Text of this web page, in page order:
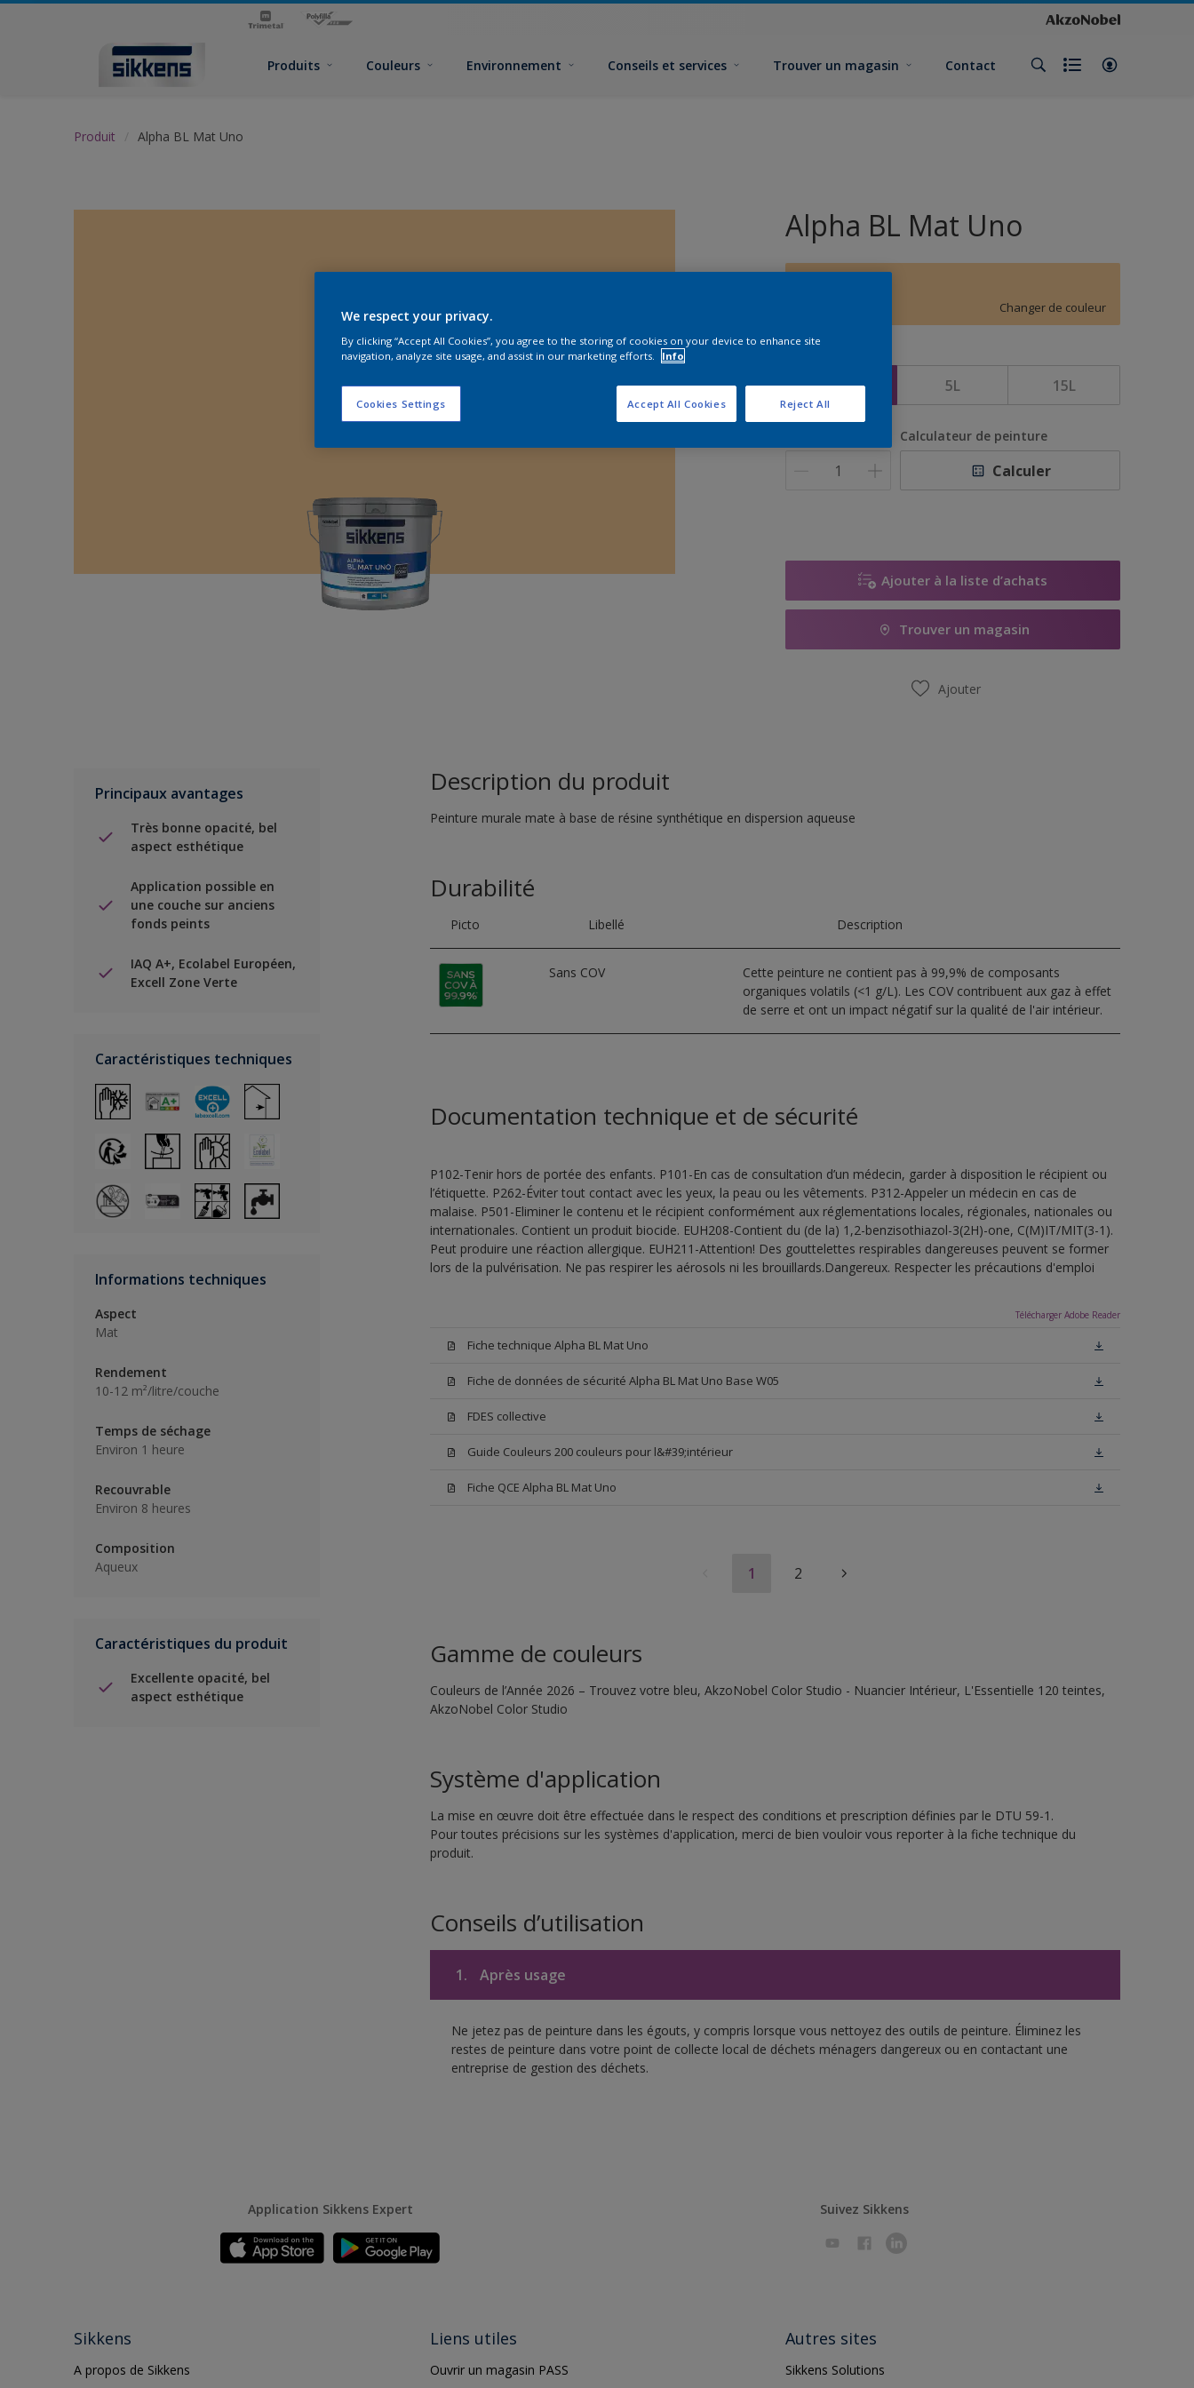
Produits Couleurs Environnement Conseils et services Trouver un magasin Contact
Produit Alpha BL Mat Uno
Alpha BL Mat Uno
Changer de couleur
1L 5L 15L
Calculateur de peinture
Calculer
Ajouter à la liste d’achats
Trouver un magasin
Ajouter
Principaux avantages
Très bonne opacité, bel
aspect esthétique
Application possible en
une couche sur anciens
fonds peints
IAQ A+, Ecolabel Européen,
Excell Zone Verte
Caractéristiques techniques
Informations techniques
Aspect
Mat
Rendement
10-12 m²/litre/couche
Temps de séchage
Environ 1 heure
Recouvrable
Environ 8 heures
Composition
Aqueux
Caractéristiques du produit
Excellente opacité, bel
aspect esthétique
Description du produit
Peinture murale mate à base de résine synthétique en dispersion aqueuse
Durabilité
Picto Libellé Description
Sans COV
Cette peinture ne contient pas à 99,9% de composants
organiques volatils (<1 g/L). Les COV contribuent aux gaz à effet
de serre et ont un impact négatif sur la qualité de l'air intérieur.
Documentation technique et de sécurité
P102-Tenir hors de portée des enfants. P101-En cas de consultation d’un médecin, garder à disposition le récipient ou
l’étiquette. P262-Éviter tout contact avec les yeux, la peau ou les vêtements. P312-Appeler un médecin en cas de
malaise. P501-Eliminer le contenu et le récipient conformément aux réglementations locales, régionales, nationales ou
internationales. Contient un produit biocide. EUH208-Contient du (de la) 1,2-benzisothiazol-3(2H)-one, C(M)IT/MIT(3-1).
Peut produire une réaction allergique. EUH211-Attention! Des gouttelettes respirables dangereuses peuvent se former
lors de la pulvérisation. Ne pas respirer les aérosols ni les brouillards.Dangereux. Respecter les précautions d'emploi
Télécharger Adobe Reader
Fiche technique Alpha BL Mat Uno
Fiche de données de sécurité Alpha BL Mat Uno Base W05
FDES collective
Guide Couleurs 200 couleurs pour l&#39;intérieur
Fiche QCE Alpha BL Mat Uno
1 2
Gamme de couleurs
Couleurs de l’Année 2026 – Trouvez votre bleu, AkzoNobel Color Studio - Nuancier Intérieur, L'Essentielle 120 teintes,
AkzoNobel Color Studio
Système d'application
La mise en œuvre doit être effectuée dans le respect des conditions et prescription définies par le DTU 59-1.
Pour toutes précisions sur les systèmes d'application, merci de bien vouloir vous reporter à la fiche technique du
produit.
Conseils d’utilisation
1. Après usage
Ne jetez pas de peinture dans les égouts, y compris lorsque vous nettoyez des outils de peinture. Éliminez les
restes de peinture dans votre point de collecte local de déchets ménagers dangereux ou en contactant une
entreprise de gestion des déchets.
Application Sikkens Expert Suivez Sikkens
Sikkens
A propos de Sikkens
Liens utiles
Ouvrir un magasin PASS
Autres sites
Sikkens Solutions
We respect your privacy.
By clicking “Accept All Cookies”, you agree to the storing of cookies on your device to enhance site
navigation, analyze site usage, and assist in our marketing efforts.
Info
Cookies Settings Reject All
Accept All Cookies